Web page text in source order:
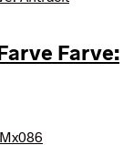
kr..
Farve: